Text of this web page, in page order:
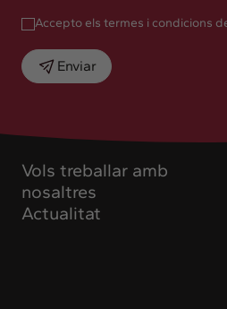
Vols treballar amb
nosaltres
Actualitat
Accepto els termes i condicions
Enviar